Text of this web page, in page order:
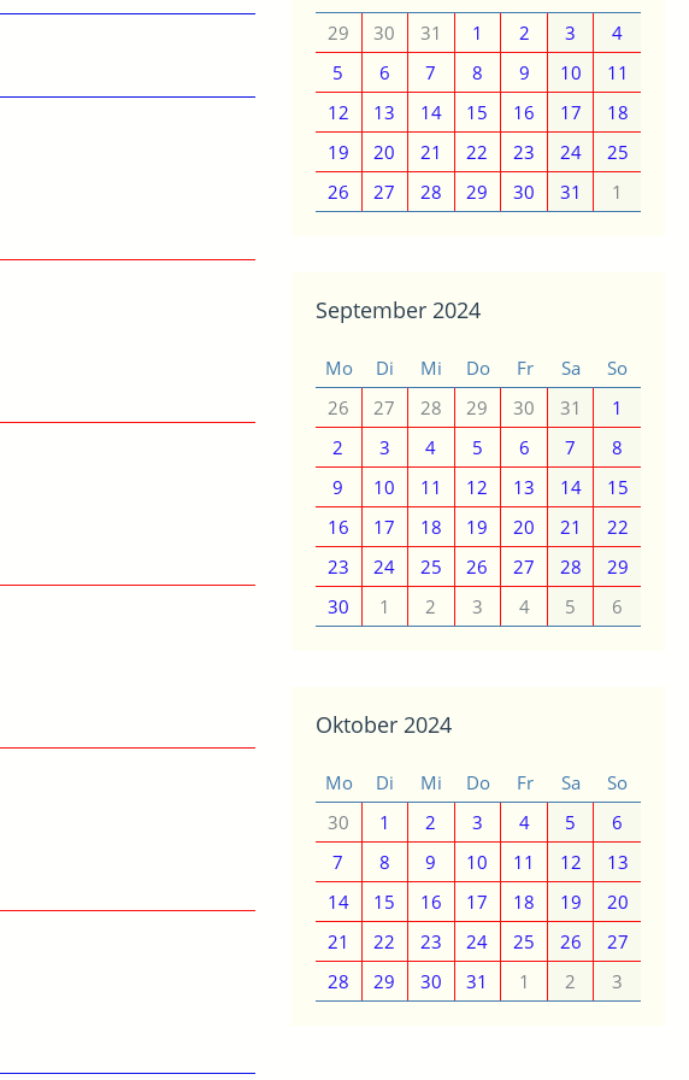
29
30 31 1 2 3
4
5
6 7 8 9 10
11
12
13 14 15 16 17
18
19
20 21 22 23 24
25
26
27 28 29 30 31 1
September 2024
Mo Di Mi Do Fr Sa
So
26
27 28 29 30 31
1
2
3 4 5 6 7
8
9
10 11 12 13 14
15
16
17 18 19 20 21
22
23
24 25 26 27 28
29
30
1 2 3 4 5 6
Oktober 2024
Mo Di Mi Do Fr Sa
So
30
1 2 3 4 5
6
7
8 9 10 11 12
13
14
15 16 17 18 19
20
21
22 23 24 25 26
27
28
29 30 31 1 2 3